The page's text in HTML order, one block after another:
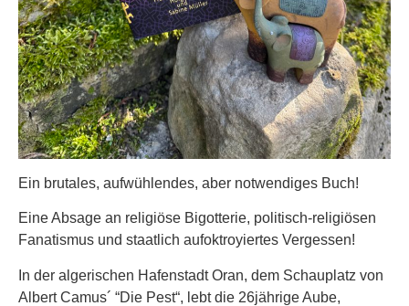
Ein brutales, aufwühlendes, aber notwendiges Buch!
Eine Absage an religiöse Bigotterie, politisch-religiösen
Fanatismus und staatlich aufoktroyiertes Vergessen!
In der algerischen Hafenstadt Oran, dem Schauplatz von
Albert Camus´ “Die Pest“, lebt die 26jährige Aube,